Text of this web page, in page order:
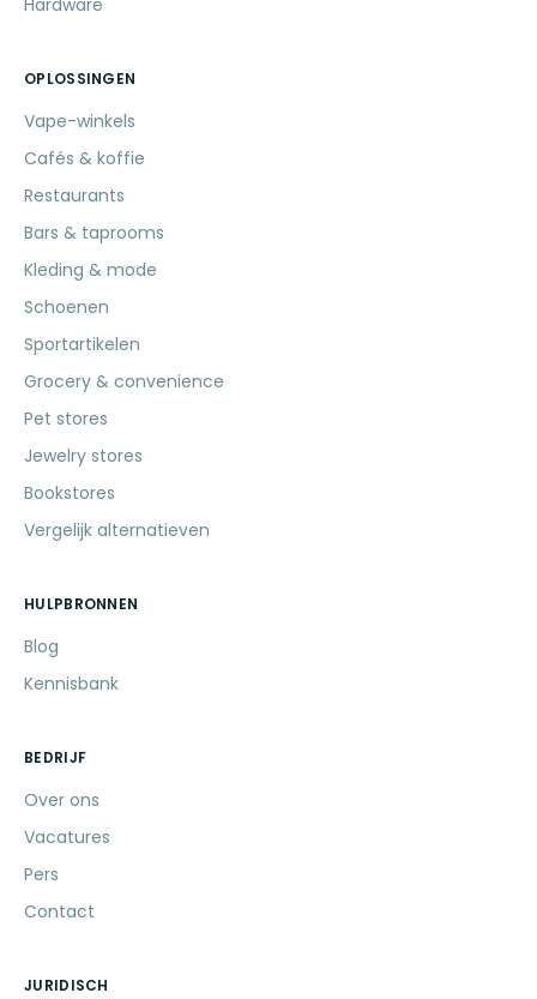
Hardware
OPLOSSINGEN
Vape-winkels
Cafés & koffie
Restaurants
Bars & taprooms
Kleding & mode
Schoenen
Sportartikelen
Grocery & convenience
Pet stores
Jewelry stores
Bookstores
Vergelijk alternatieven
HULPBRONNEN
Blog
Kennisbank
BEDRIJF
Over ons
Vacatures
Pers
Contact
JURIDISCH